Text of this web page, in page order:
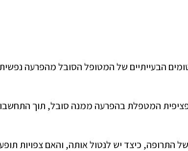
הבעייתיים של המטופל הסובל מהפרעה
המטפלת בהפרעה ממנה סובל, תוך
התרופה, כיצד יש לנטול אותה, והאם צפויות